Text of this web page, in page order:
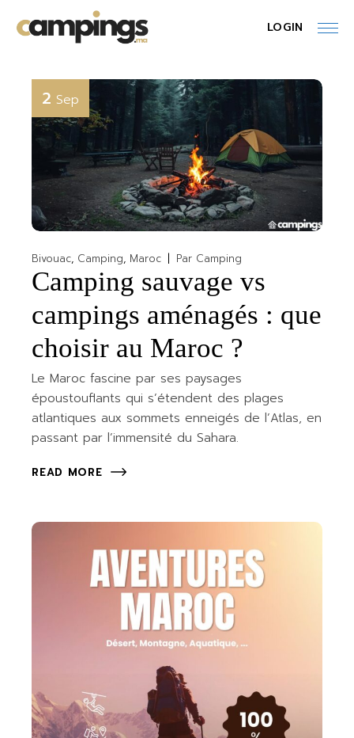
the
content
LOGIN
2 Sep
Bivouac Camping Maroc Par Camping
Camping sauvage vs
campings aménagés : que
choisir au Maroc ?
Le Maroc fascine par ses paysages
époustouflants qui s’étendent des plages
atlantiques aux sommets enneigés de l’Atlas, en
passant par l’immensité du Sahara.
READ MORE